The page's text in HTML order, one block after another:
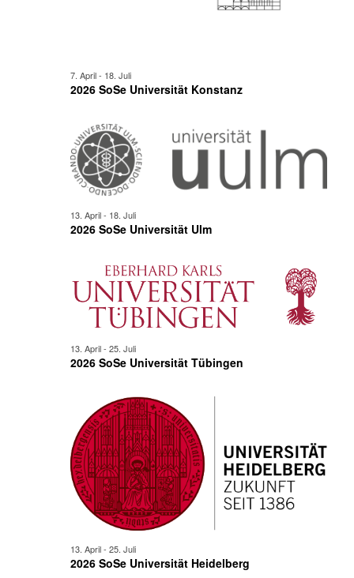
2026 SoSe Universität Konstanz
7. April- 18. Juli
2026 SoSe Universität Ulm
13. April- 18. Juli
2026 SoSe Universität Tübingen
13. April- 25. Juli
2026 SoSe Universität Heidelberg
13. April- 25. Juli